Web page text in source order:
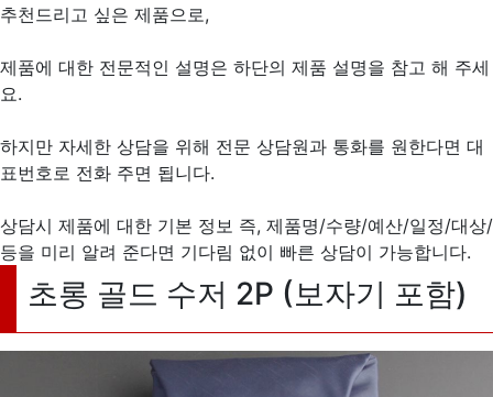
추천드리고 싶은 제품으로,
제품에 대한 전문적인 설명은 하단의 제품 설명을 참고 해 주세
요.
하지만 자세한 상담을 위해 전문 상담원과 통화를 원한다면 대
표번호로 전화 주면 됩니다.
상담시 제품에 대한 기본 정보 즉, 제품명/수량/예산/일정/대상/
등을 미리 알려 준다면 기다림 없이 빠른 상담이 가능합니다.
초롱 골드 수저 2P (보자기 포함)